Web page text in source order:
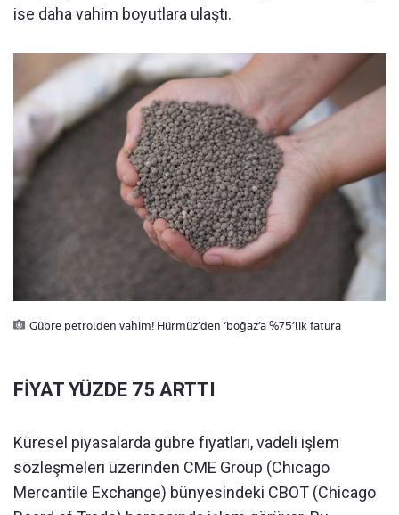
ise daha vahim boyutlara ulaştı.
Gübre petrolden vahim! Hürmüz’den ‘boğaz’a %75’lik fatura
FİYAT YÜZDE 75 ARTTI
Küresel piyasalarda gübre fiyatları, vadeli işlem
sözleşmeleri üzerinden CME Group (Chicago
Mercantile Exchange) bünyesindeki CBOT (Chicago